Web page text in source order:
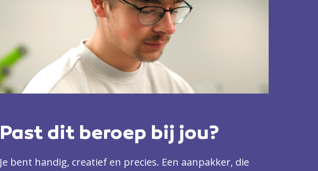
Past dit beroep bij jou?
Je bent handig, creatief en precies. Een aanpakker, die